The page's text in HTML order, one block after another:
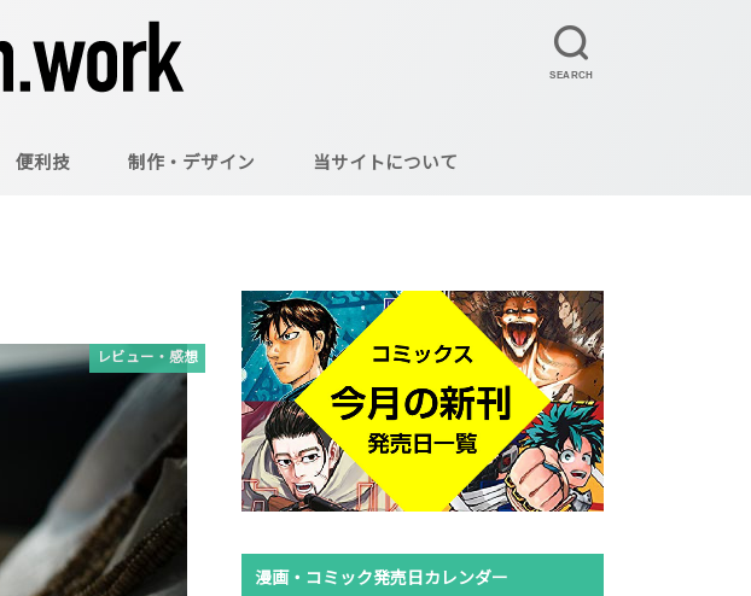
SEARCH
便利技 制作・デザイン 当サイトについて
レビュー・感想
漫画・コミック発売日カレンダー